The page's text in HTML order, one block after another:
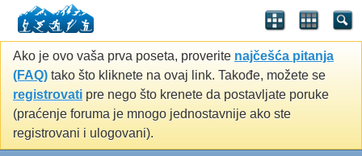
Ako je ovo vaša prva poseta, proverite najčešća pitanja
(FAQ) tako što kliknete na ovaj link. Takođe, možete se
registrovati pre nego što krenete da postavljate poruke
(praćenje foruma je mnogo jednostavnije ako ste
registrovani i ulogovani).